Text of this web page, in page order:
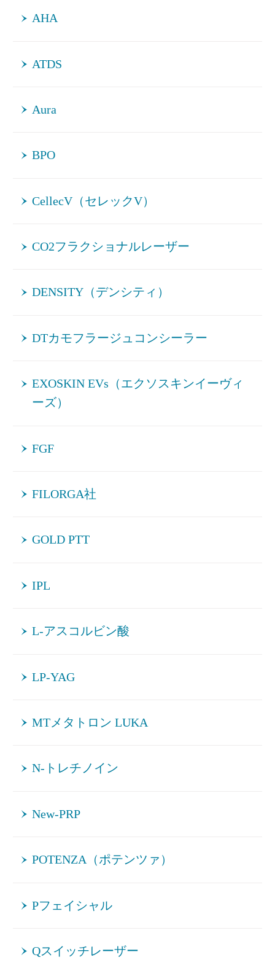
AHA
ATDS
Aura
BPO
CellecV（セレックV）
CO2フラクショナルレーザー
DENSITY（デンシティ）
DTカモフラージュコンシーラー
EXOSKIN EVs（エクソスキンイーヴィ
ーズ）
FGF
FILORGA社
GOLD PTT
IPL
L-アスコルビン酸
LP-YAG
MTメタトロン LUKA
N-トレチノイン
New-PRP
POTENZA（ポテンツァ）
Pフェイシャル
Qスイッチレーザー